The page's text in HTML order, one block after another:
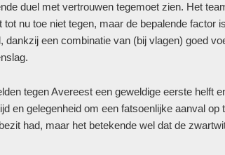
duel met vertrouwen tegemoet zien. Het
tot nu toe niet tegen, maar de bepalende factor
dankzij een combinatie van (bij vlagen) goed
tegen Avereest een geweldige eerste helft
en gelegenheid om een fatsoenlijke aanval
had, maar het betekende wel dat de